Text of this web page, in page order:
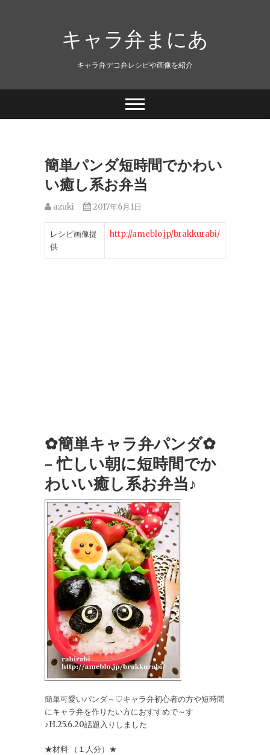
キャラ弁まにあ
キャラ弁デコ弁レシピや画像を紹介
簡単パンダ短時間でかわい
い癒し系お弁当
azuki 2017年6月1日
レシピ画像提
供
http://ameblo.jp/brakkurabi/
✿簡単キャラ弁パンダ✿
– 忙しい朝に短時間でか
わいい癒し系お弁当♪
簡単可愛いパンダ～♡キャラ弁初心者の方や短時間
にキャラ弁を作りたい方におすすめで～す
♪H.25.6.20話題入りしました
★材料 （１人分）★